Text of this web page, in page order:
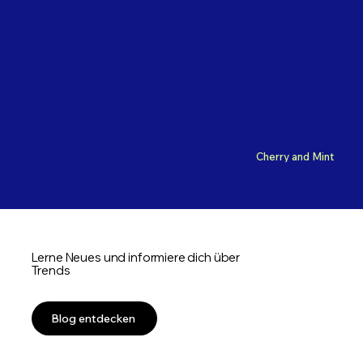
Cherry and Mint
Lerne Neues und informiere dich über
Trends
Blog entdecken